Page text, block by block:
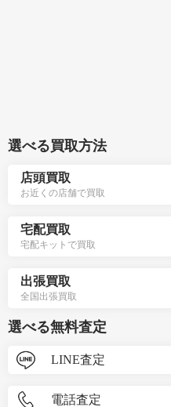
選べる買取方法
店頭買取
お近くの店舗で買取
宅配買取
宅配キットで買取
出張買取
全国出張買取
選べる無料査定
LINE査定
電話査定